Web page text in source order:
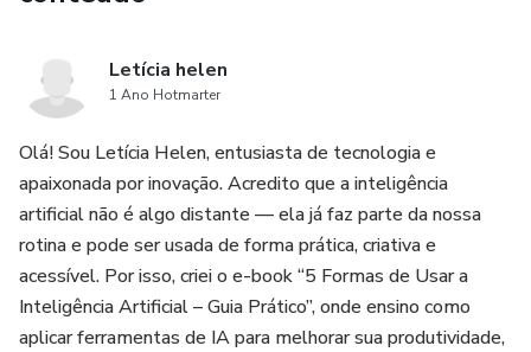
Letícia helen
1 Ano Hotmarter
Olá! Sou Letícia Helen, entusiasta de tecnologia e
apaixonada por inovação. Acredito que a inteligência
artificial não é algo distante — ela já faz parte da nossa
rotina e pode ser usada de forma prática, criativa e
acessível. Por isso, criei o e-book “5 Formas de Usar a
Inteligência Artificial – Guia Prático”, onde ensino como
aplicar ferramentas de IA para melhorar sua produtividade,